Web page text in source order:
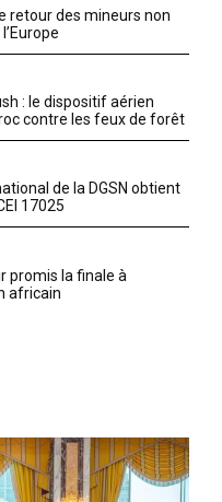
retour des mineurs non
: le dispositif aérien
contre les feux de forêt
de la DGSN obtient
17025
promis la finale à
africain